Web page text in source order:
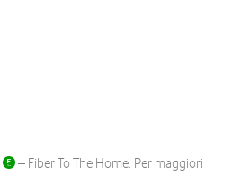
– Fiber To The Home. Per maggiori